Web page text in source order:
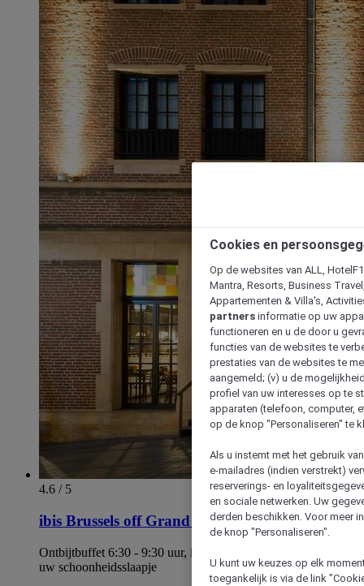
4.6 / 5
ibis Brussels off Grand Place
Ontbijtbuffet 6:30 - 9:30 uur, in weekend tot 10:30 uur - voor
uw schoonheidsslaapje
Cookies en
Op de websites van ALL,
Mantra, Resorts, Business
Appartementen & Villa's,
partners informatie op uw
functioneren en u de door u
functies van de websites te
prestaties van de websites te
aangemeld; (v) u de
profiel van uw interesses op te
apparaten (telefoon, computer,
op de knop "Personaliseren" te
Als u instemt met het gebruik
e-mailadres (indien verstrekt)
reserverings- en
en sociale netwerken. Uw
derden beschikken. Voor meer
de knop "Personaliseren".
U kunt uw keuzes op elk
toegankelijk is via de link